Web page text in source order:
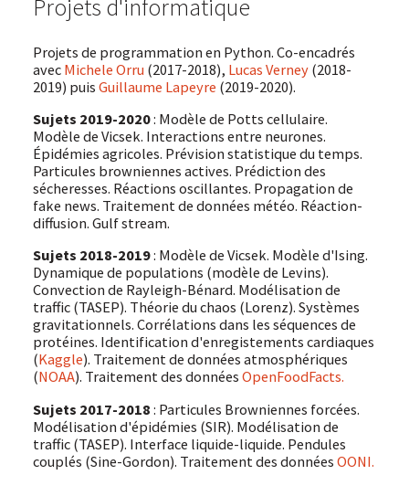
Projets d'informatique
Projets de programmation en Python. Co-encadrés
avec Michele Orru (2017-2018), Lucas Verney(2018-
2019) puis Guillaume Lapeyre (2019-2020).
Sujets 2019-2020: Modèle de Potts cellulaire.
Modèle de Vicsek. Interactions entre neurones.
Épidémies agricoles. Prévision statistique du temps.
Particules browniennes actives. Prédiction des
sécheresses. Réactions oscillantes. Propagation de
fake news. Traitement de données météo. Réaction-
diffusion. Gulf stream.
Sujets 2018-2019: Modèle de Vicsek. Modèle d'Ising.
Dynamique de populations (modèle de Levins).
Convection de Rayleigh-Bénard. Modélisation de
traffic (TASEP). Théorie du chaos (Lorenz). Systèmes
gravitationnels. Corrélations dans les séquences de
protéines. Identification d'enregistements cardiaques
(Kaggle). Traitement de données atmosphériques
(NOAA). Traitement des données OpenFoodFacts.
Sujets 2017-2018 : Particules Browniennes forcées.
Modélisation d'épidémies (SIR). Modélisation de
traffic (TASEP). Interface liquide-liquide. Pendules
couplés (Sine-Gordon). Traitement des données OONI.